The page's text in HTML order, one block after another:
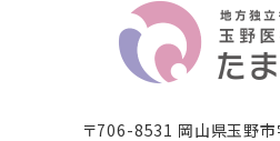
〒706-8531 岡山県玉野